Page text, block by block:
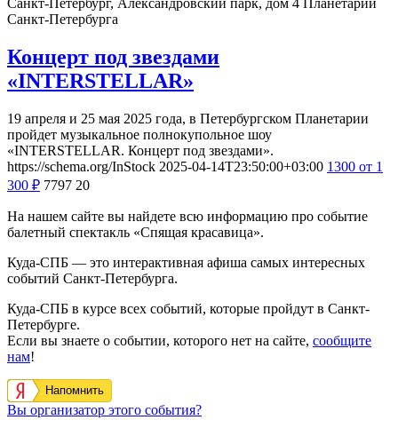
Санкт-Петербурга
Концерт под звездами
«INTERSTELLAR»
19 апреля и 25 мая 2025 года, в Петербургском Планетарии
пройдет музыкальное полнокупольное шоу
«INTERSTELLAR. Концерт под звездами».
https://schema.org/InStock 2025-04-14T23:50:00+03:00 1300 от 1
300 ₽ 7797 20
На нашем сайте вы найдете всю информацию про событие
балетный спектакль «Спящая красавица».
Куда-СПБ — это интерактивная афиша самых интересных
событий Санкт-Петербурга.
Куда-СПБ в курсе всех событий, которые пройдут в Санкт-
Петербурге.
Если вы знаете о событии, которого нет на сайте, сообщите
нам!
Напомнить
Вы организатор этого события?